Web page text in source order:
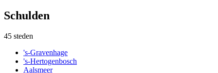
Schulden
45 steden
's-Gravenhage
's-Hertogenbosch
Aalsmeer